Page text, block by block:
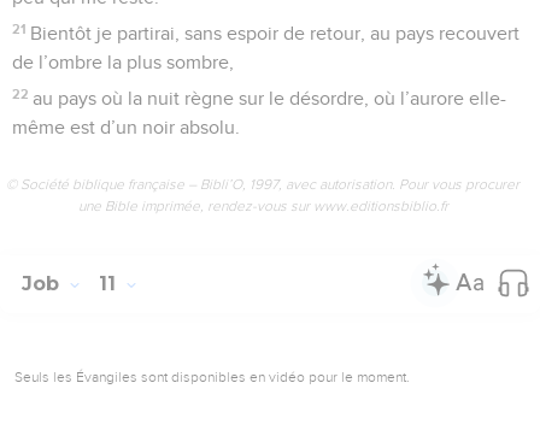
21 Bientôt je partirai, sans espoir de retour, au pays recouvert
de l’ombre la plus sombre,
22 au pays où la nuit règne sur le désordre, où l’aurore elle-
même est d’un noir absolu.
© Société biblique française – Bibli’O, 1997, avec autorisation. Pour vous procurer
une Bible imprimée, rendez-vous sur www.editionsbiblio.fr
Job 11
Seuls les Évangiles sont disponibles en vidéo pour le moment.